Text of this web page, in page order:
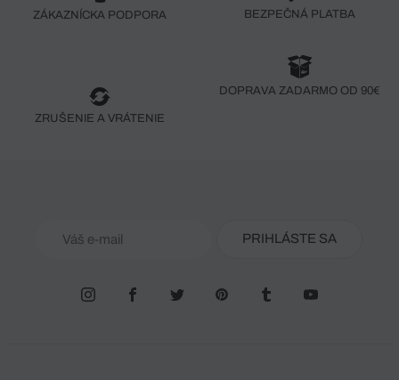
ZÁKAZNÍCKA PODPORA BEZPEČNÁ PLATBA
ZRUŠENIE A VRÁTENIE
DOPRAVA ZADARMO OD 90€
PRIHLÁSTE SA